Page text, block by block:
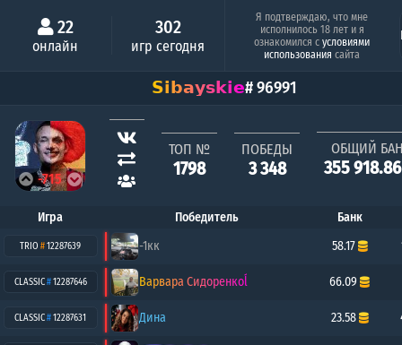
22
онлайн
302
игр сегодня
Минимальный шанс
Алёша Попович
0.26%
Я подтверждаю, что мне
исполнилось 18 лет и я
ознакомился сусловиями
использования сайта
𝗦𝗶𝗯𝗮𝘆𝘀𝗸𝗶𝗲# 96991
-715
ТОП №
1798
ПОБЕДЫ
3 348
ОБЩИЙ
355
Игра Победитель Банк
TRIO #12287639 -1кк 58.17
CLASSIC#12287646 Варвара Сидоренкоĺ 66.09
CLASSIC#12287631 Дина 23.58